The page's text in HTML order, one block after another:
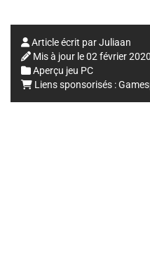
Article écrit parJuliaan
Mis à jour le02 février
Aperçu jeu PC
Liens sponsorisés :